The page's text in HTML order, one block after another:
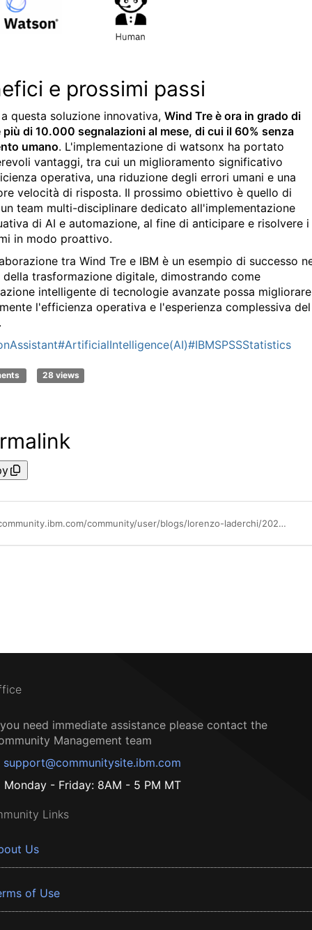
e prossimi passi
questa soluzione innovativa, Wind Tre è ora in grado di
più di 10.000 segnalazioni al mese, di cui il 60% senza
umano. L'implementazione di watsonx ha portato
vantaggi, tra cui un miglioramento significativo
operativa, una riduzione degli errori umani e una
velocità di risposta. Il prossimo obiettivo è quello di
team multi-disciplinare dedicato all'implementazione
di AI e automazione, al fine di anticipare e risolvere i
in modo proattivo.
tra Wind Tre e IBM è un esempio di successo
della trasformazione digitale, dimostrando come
intelligente di tecnologie avanzate possa migliorare
l'efficienza operativa e l'esperienza complessiva del
#ArtificialIntelligence(AI)#IBMSPSSStatistics
28 views
https://community.ibm.com/community/user/blogs/lorenzo-laderchi/2023/11/08/wind-tre-ottimizza-gestione-reclami
need immediate assistance please contact the
Management team
support@communitysite.ibm.com
Monday - Friday: 8AM - 5 PM MT
Links
Us
of Use